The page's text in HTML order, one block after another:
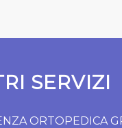
SERVIZI
ORTOPEDICA